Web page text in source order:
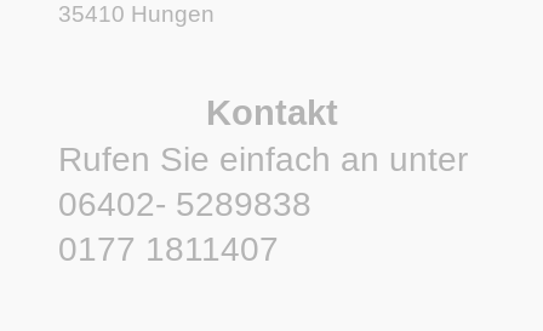
35410 Hungen
Kontakt
Rufen Sie einfach an unter
06402- 5289838
0177 1811407